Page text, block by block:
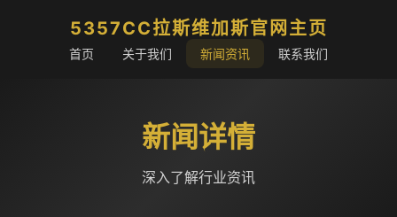
5357CC拉斯维加斯官网主页
首页 关于我们 新闻资讯 联系我们
新闻详情
深入了解行业资讯